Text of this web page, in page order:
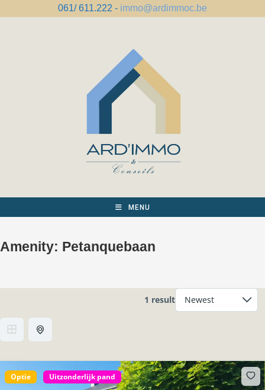
061/ 611.222 - immo@ardimmoc.be
MENU
Amenity: Petanquebaan
1 result
Optie Uitzonderlijk pand